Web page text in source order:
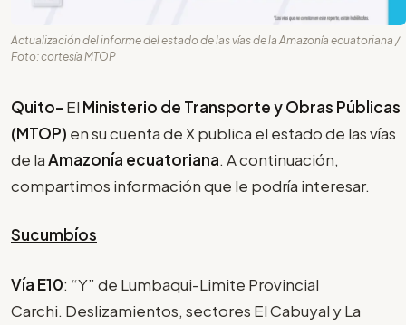
Actualización del informe del estado de las vías de la Amazonía ecuatoriana /
Foto: cortesía MTOP
Quito- El Ministerio de Transporte y Obras Públicas
(MTOP) en su cuenta de X publica el estado de las vías
de laAmazonía ecuatoriana. A continuación,
compartimos información que le podría interesar.
Sucumbíos
Vía E10: “Y” de Lumbaqui-Limite Provincial
Carchi. Deslizamientos, sectores El Cabuyal y La